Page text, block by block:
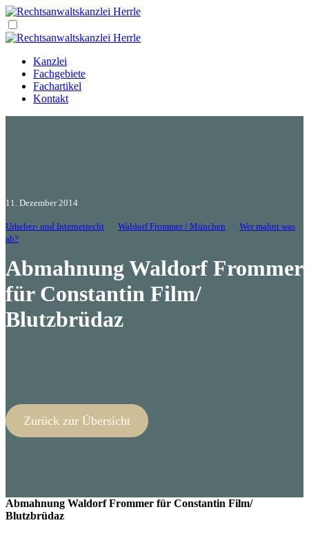
Kanzlei
Fachgebiete
Fachartikel
Kontakt
11. Dezember 2014
Urheber- und Internetrecht Waldorf Frommer / München
Wer mahnt was
ab?
Abmahnung Waldorf Frommer
für Constantin Film/
Blutzbrüdaz
Zurück zur Übersicht
Abmahnung Waldorf Frommer für Constantin Film/
Blutzbrüdaz